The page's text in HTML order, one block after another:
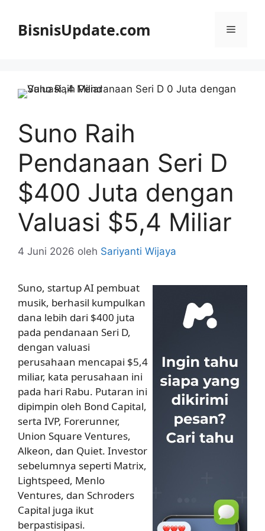
BisnisUpdate.com Menu
Suno Raih
Pendanaan Seri D
$400 Juta dengan
Valuasi $5,4 Miliar
4 Juni 2026 oleh Sariyanti Wijaya
Suno, startup AI pembuat
musik, berhasil kumpulkan
dana lebih dari $400 juta
pada pendanaan Seri D,
dengan valuasi
perusahaan mencapai $5,4
miliar, kata perusahaan ini
pada hari Rabu. Putaran ini
dipimpin oleh Bond Capital,
serta IVP, Forerunner,
Union Square Ventures,
Alkeon, dan Quiet. Investor
sebelumnya seperti Matrix,
Lightspeed, Menlo
Ventures, dan Schroders
Capital juga ikut
berpastisipasi.